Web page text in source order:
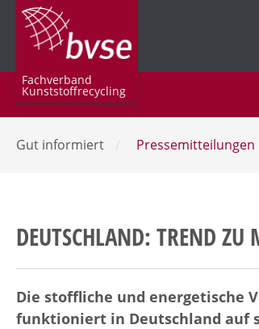
Fachverband
Kunststoffrecycling
Gut informiert / Pressemitteilungen
DEUTSCHLAND: TREND ZU
Die stoffliche und energetische
funktioniert in Deutschland auf